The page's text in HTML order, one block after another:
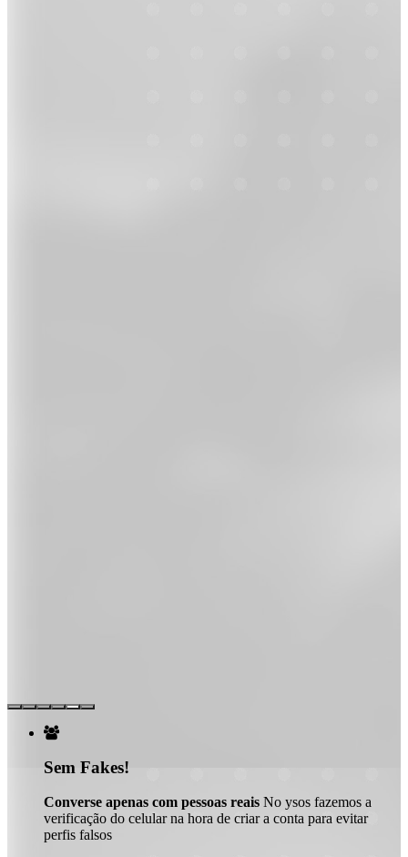

Sem Fakes!
Converse apenas com pessoas reais No ysos fazemos a
verificação do celular na hora de criar a conta para evitar
perfis falsos